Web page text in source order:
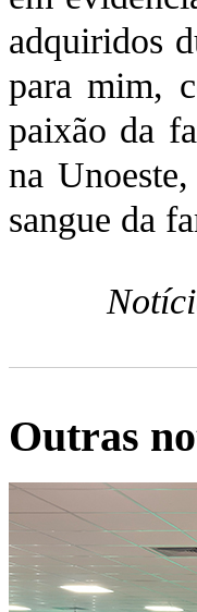
adquiridos
para mim,
paixão da
na
sangue da
Outras